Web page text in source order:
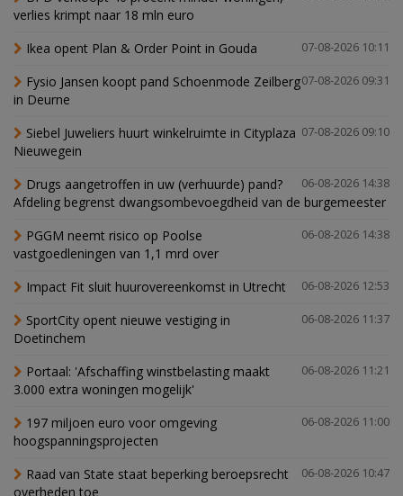
verlies krimpt naar 18 mln euro
07-08-2026 10:11
Ikea opent Plan & Order Point in Gouda
07-08-2026 09:31
Fysio Jansen koopt pand Schoenmode Zeilberg
in Deurne
07-08-2026 09:10
Siebel Juweliers huurt winkelruimte in Cityplaza
Nieuwegein
06-08-2026 14:38
Drugs aangetroffen in uw (verhuurde) pand?
Afdeling begrenst dwangsombevoegdheid van de burgemeester
06-08-2026 14:38
PGGM neemt risico op Poolse
vastgoedleningen van 1,1 mrd over
06-08-2026 12:53
Impact Fit sluit huurovereenkomst in Utrecht
06-08-2026 11:37
SportCity opent nieuwe vestiging in
Doetinchem
06-08-2026 11:21
Portaal: 'Afschaffing winstbelasting maakt
3.000 extra woningen mogelijk'
06-08-2026 11:00
197 miljoen euro voor omgeving
hoogspanningsprojecten
06-08-2026 10:47
Raad van State staat beperking beroepsrecht
overheden toe